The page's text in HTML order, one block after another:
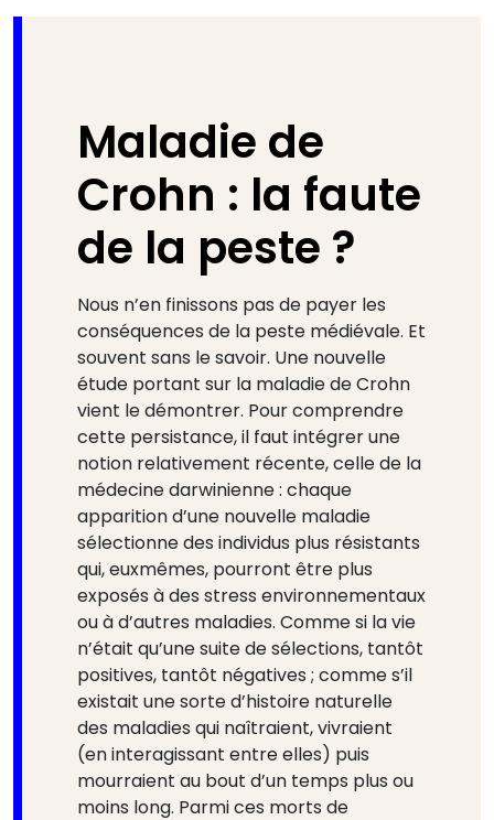
Maladie de
Crohn : la faute
de la peste ?
Nous n’en finissons pas de payer les
conséquences de la peste médiévale. Et
souvent sans le savoir. Une nouvelle
étude portant sur la maladie de Crohn
vient le démontrer. Pour comprendre
cette persistance, il faut intégrer une
notion relativement récente, celle de la
médecine darwinienne : chaque
apparition d’une nouvelle maladie
sélectionne des individus plus résistants
qui, euxmêmes, pourront être plus
exposés à des stress environnementaux
ou à d’autres maladies. Comme si la vie
n’était qu’une suite de sélections, tantôt
positives, tantôt négatives ; comme s’il
existait une sorte d’histoire naturelle
des maladies qui naîtraient, vivraient
(en interagissant entre elles) puis
mourraient au bout d’un temps plus ou
moins long. Parmi ces morts de